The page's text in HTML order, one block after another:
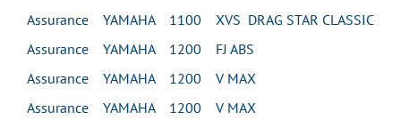
Assurance YAMAHA 1100 XVS DRAG STAR CLASSIC
Assurance YAMAHA 1200 FJ ABS
Assurance YAMAHA 1200 V MAX
Assurance YAMAHA 1200 V MAX